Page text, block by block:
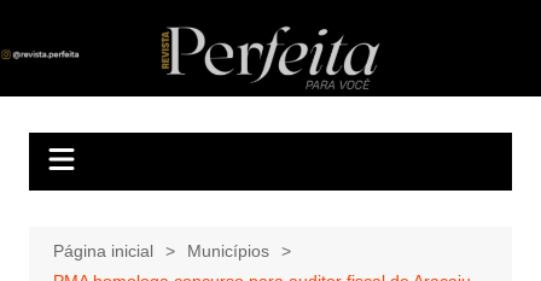
Revista Perfeita
A melhor revista eletrônica do interior de Sergipe
Página inicial
Municípios